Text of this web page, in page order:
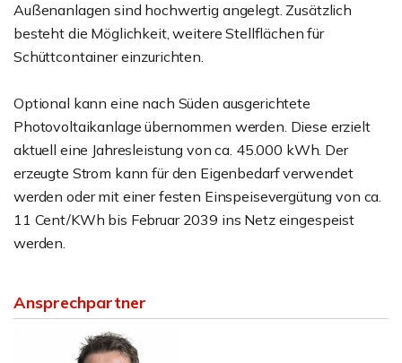
Außenanlagen sind hochwertig angelegt. Zusätzlich
besteht die Möglichkeit, weitere Stellflächen für
Schüttcontainer einzurichten.
Optional kann eine nach Süden ausgerichtete
Photovoltaikanlage übernommen werden. Diese erzielt
aktuell eine Jahresleistung von ca. 45.000 kWh. Der
erzeugte Strom kann für den Eigenbedarf verwendet
werden oder mit einer festen Einspeisevergütung von ca.
11 Cent/KWh bis Februar 2039 ins Netz eingespeist
werden.
Ansprechpartner